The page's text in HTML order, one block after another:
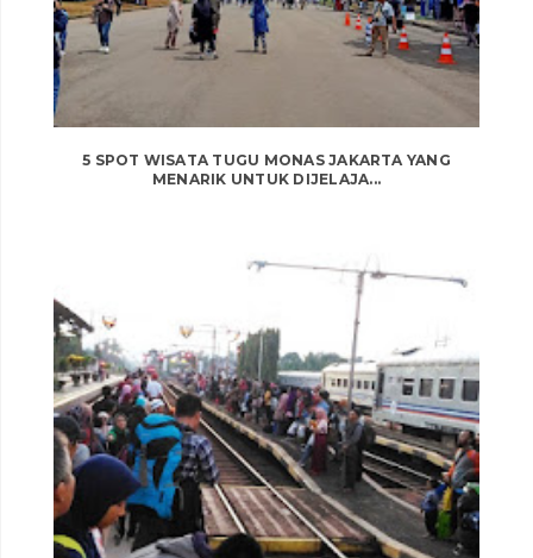
5 SPOT WISATA TUGU MONAS JAKARTA YANG
MENARIK UNTUK DIJELAJA...